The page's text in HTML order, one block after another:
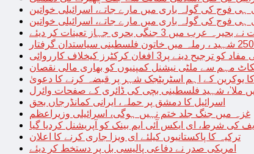
ہی فوج کی گولہ باری میں مارے جاتے، اسرائیلی خواتین
ہی فوج کی گولہ باری میں مارے جاتے، اسرائیلی خواتین
عرب میں 3 جنگی بحری جہاز تعینات کر دیئے
کو ترجیح دینے پر3 افغان کرکٹرز کیخلاف کارروائی
مہم سے ملٹی نیشنل کمپنیوں کو بھاری مالی نقصان
یوکرین کے اہم اسٹریٹجک شہر پر قبضہ کرنے کا دعویٰ
ملا’، شہید فلسطینی بچی کی ڈائری کے صفحات وائرل
اسرائیل کا دمشق پر حملہ، ایرانی کمانڈرجاں بحق
غزہ میں جنگ جلد ختم نہیں ہوگی، اسرائیلی وزیراعظم
ایف کی شرط، ای ایکس آئی ایم بینک کو آپریشنل کردیا گیا
ترکیہ کا پاکستانیوں کیلئے ای ویزا جاری کرنے کا اعلان
امریکی صدر نے دفاعی پالیسی بل پر دستخط کر دیئے